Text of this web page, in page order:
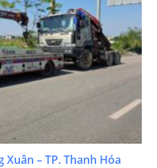
– TP. Thanh Hóa